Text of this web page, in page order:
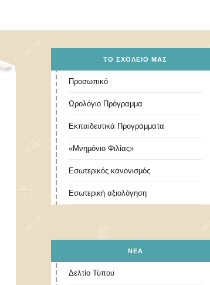
ΤΟ ΣΧΟΛΕΊΟ ΜΑΣ
Προσωπικό
Ωρολόγιο Πρόγραμμα
Εκπαιδευτικά Προγράμματα
«Μνημόνιο Φιλίας»
Εσωτερικός κανονισμός
Εσωτερική αξιολόγηση
ΝΕΑ
Δελτίο Τύπου